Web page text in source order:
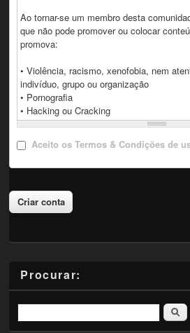
Aceito os Termos & Condições de
Procurar: